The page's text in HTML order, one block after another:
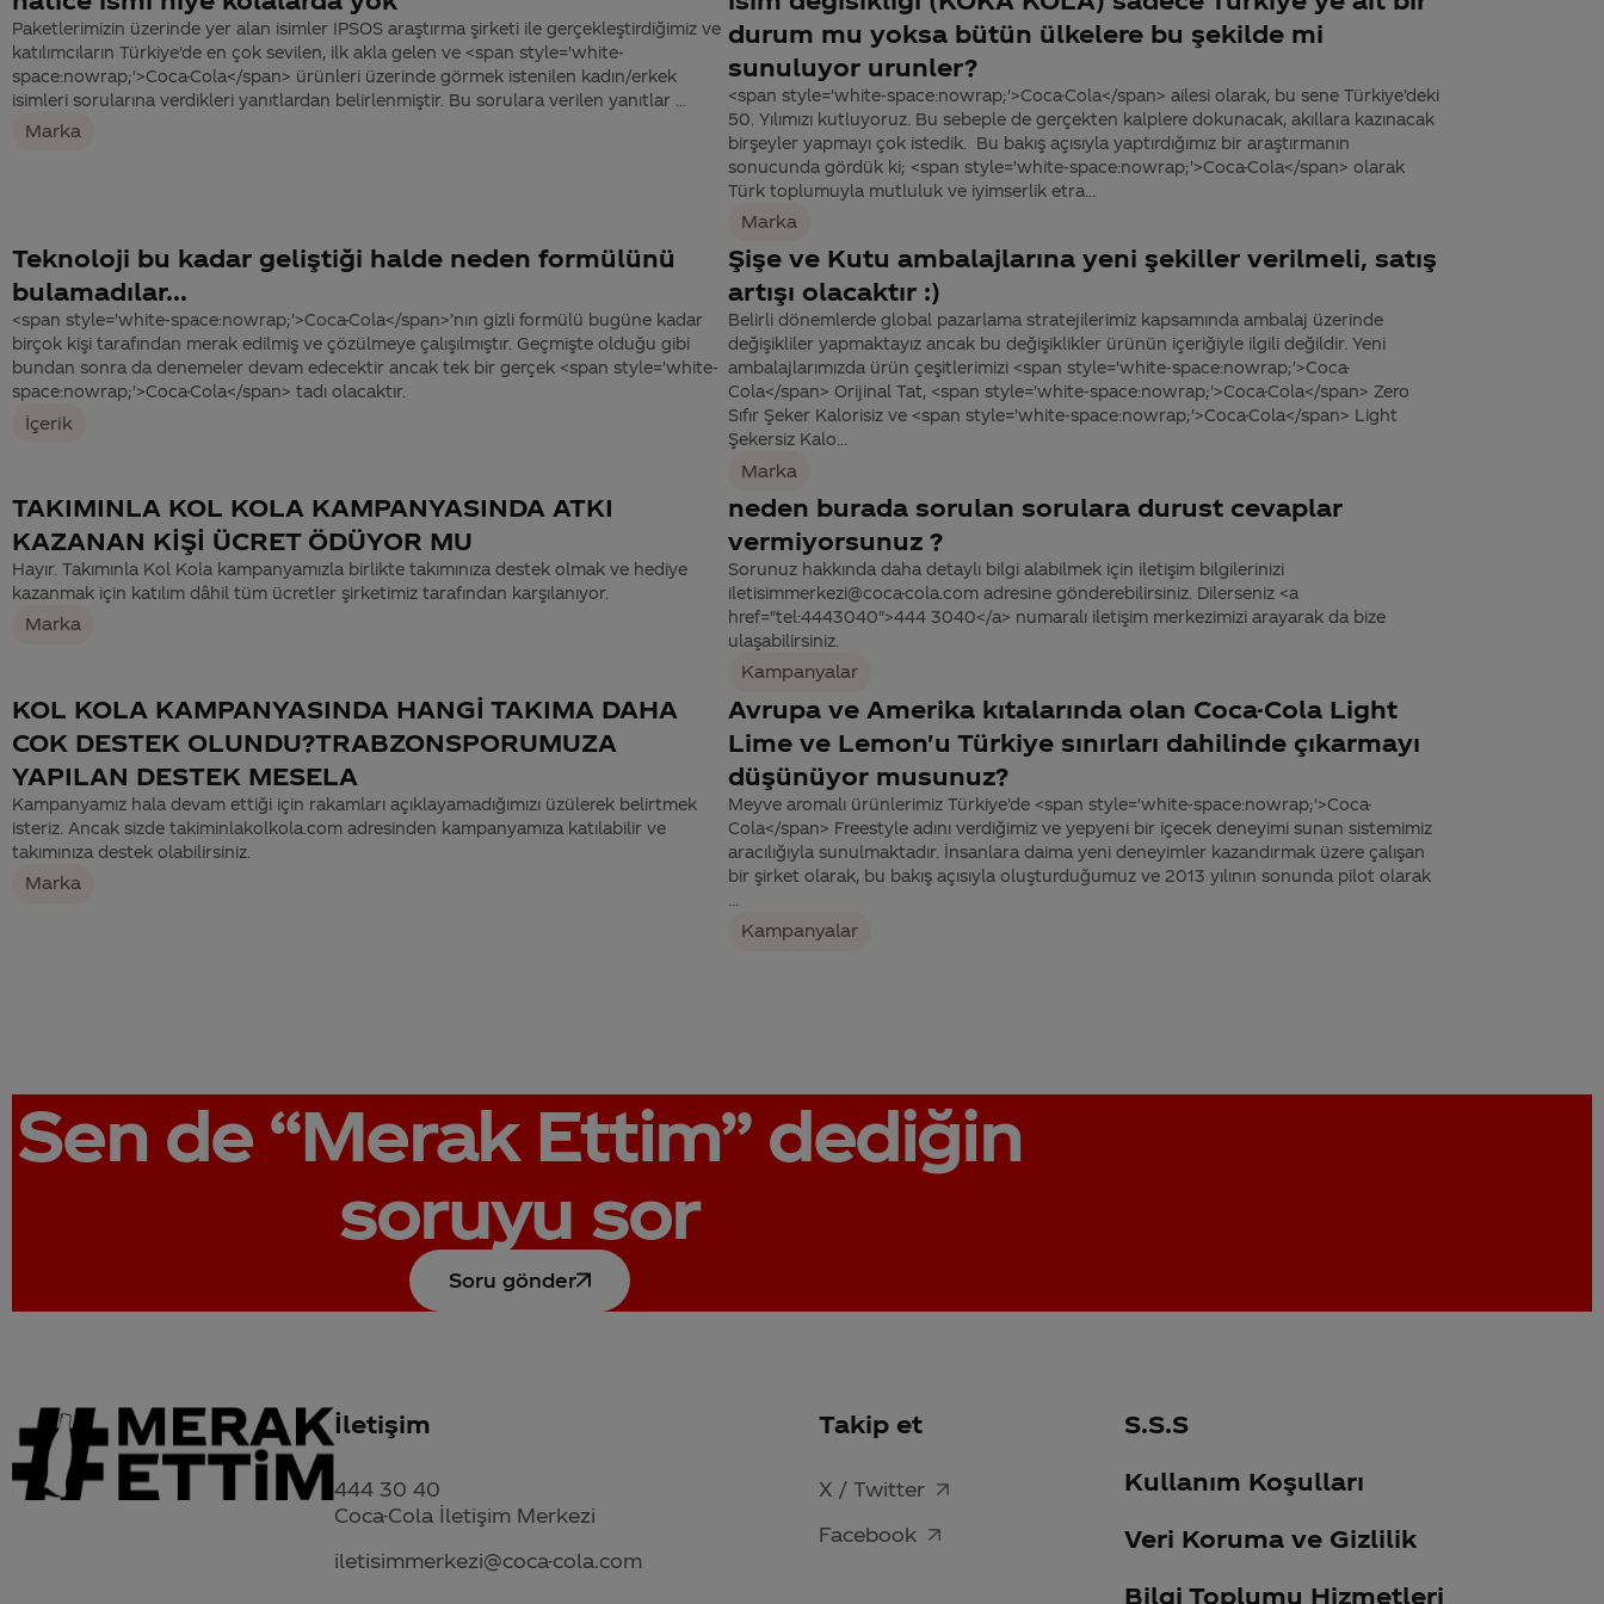
Paketlerimizin üzerinde yer alan isimler IPSOS araştırma şirketi ile gerçekleştirdiğimiz ve
katılımcıların Türkiye'de en çok sevilen, ilk akla gelen ve <span style='white-
space:nowrap;'>Coca-Cola</span> ürünleri üzerinde görmek istenilen kadın/erkek
isimleri sorularına verdikleri yanıtlardan belirlenmiştir. Bu sorulara verilen yanıtlar ...
Marka
durum mu yoksa bütün ülkelere bu şekilde mi
sunuluyor urunler?
<span style='white-space:nowrap;'>Coca-Cola</span> ailesi olarak, bu sene Türkiye’deki
50. Yılımızı kutluyoruz. Bu sebeple de gerçekten kalplere dokunacak, akıllara kazınacak
birşeyler yapmayı çok istedik. Bu bakış açısıyla yaptırdığımız bir araştırmanın
sonucunda gördük ki; <span style='white-space:nowrap;'>Coca-Cola</span> olarak
Türk toplumuyla mutluluk ve iyimserlik etra...
Marka
Teknoloji bu kadar geliştiği halde neden formülünü
bulamadılar...
<span style='white-space:nowrap;'>Coca-Cola</span>’nın gizli formülü bugüne kadar
birçok kişi tarafından merak edilmiş ve çözülmeye çalışılmıştır. Geçmişte olduğu gibi
bundan sonra da denemeler devam edecektir ancak tek bir gerçek <span style='white-
space:nowrap;'>Coca-Cola</span> tadı olacaktır.
İçerik
Şişe ve Kutu ambalajlarına yeni şekiller verilmeli, satış
artışı olacaktır :)
Belirli dönemlerde global pazarlama stratejilerimiz kapsamında ambalaj üzerinde
değişikliler yapmaktayız ancak bu değişiklikler ürünün içeriğiyle ilgili değildir. Yeni
ambalajlarımızda ürün çeşitlerimizi <span style='white-space:nowrap;'>Coca-
Cola</span> Orijinal Tat, <span style='white-space:nowrap;'>Coca-Cola</span> Zero
Sıfır Şeker Kalorisiz ve <span style='white-space:nowrap;'>Coca-Cola</span> Light
Şekersiz Kalo...
Marka
TAKIMINLA KOL KOLA KAMPANYASINDA ATKI
KAZANAN KİŞİ ÜCRET ÖDÜYOR MU
Hayır. Takımınla Kol Kola kampanyamızla birlikte takımınıza destek olmak ve hediye
kazanmak için katılım dâhil tüm ücretler şirketimiz tarafından karşılanıyor.
Marka
neden burada sorulan sorulara durust cevaplar
vermiyorsunuz ?
Sorunuz hakkında daha detaylı bilgi alabilmek için iletişim bilgilerinizi
iletisimmerkezi@coca-cola.com adresine gönderebilirsiniz. Dilerseniz <a
href="tel:4443040">444 3040</a> numaralı iletişim merkezimizi arayarak da bize
ulaşabilirsiniz.
Kampanyalar
KOL KOLA KAMPANYASINDA HANGİ TAKIMA DAHA
COK DESTEK OLUNDU?TRABZONSPORUMUZA
YAPILAN DESTEK MESELA
Kampanyamız hala devam ettiği için rakamları açıklayamadığımızı üzülerek belirtmek
isteriz. Ancak sizde takiminlakolkola.com adresinden kampanyamıza katılabilir ve
takımınıza destek olabilirsiniz.
Marka
Avrupa ve Amerika kıtalarında olan Coca-Cola Light
Lime ve Lemon'u Türkiye sınırları dahilinde çıkarmayı
düşünüyor musunuz?
Meyve aromalı ürünlerimiz Türkiye’de <span style='white-space:nowrap;'>Coca-
Cola</span> Freestyle adını verdiğimiz ve yepyeni bir içecek deneyimi sunan sistemimiz
aracılığıyla sunulmaktadır. İnsanlara daima yeni deneyimler kazandırmak üzere çalışan
bir şirket olarak, bu bakış açısıyla oluşturduğumuz ve 2013 yılının sonunda pilot olarak
Kampanyalar
Sen de “Merak Ettim”dediğin
soruyu sor
Soru gönder
İletişim
444 30 40
Coca-Cola İletişim Merkezi
iletisimmerkezi@coca-cola.com
Takip et
X / Twitter
Facebook
S.S.S
Kullanım Koşulları
Veri Koruma ve Gizlilik
Bilgi Toplumu Hizmetleri